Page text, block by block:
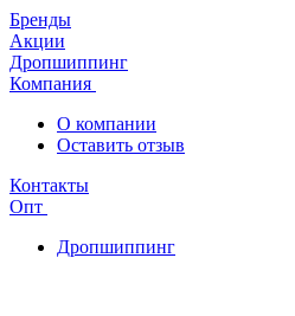
Бренды
Акции
Дропшиппинг
Компания
О компании
Оставить отзыв
Контакты
Опт
Дропшиппинг